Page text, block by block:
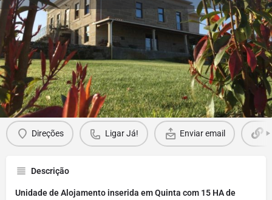
Quinta do Palame - AT
Ligar Já! Obter Direções
Perfil Avaliações 0
Direções Ligar Já! Enviar email
Descrição
Unidade de Alojamento inserida em Quinta com 15 HA de